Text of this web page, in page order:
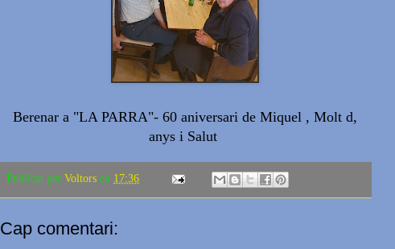
Berenar a "LA PARRA"- 60 aniversari de Miquel , Molt d,
anys i Salut
Publicat per Voltors en 17:36
Cap comentari: